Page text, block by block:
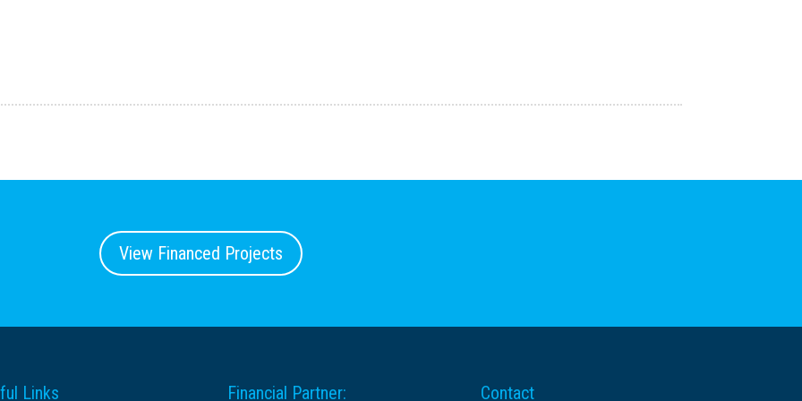
View Financed Projects
Links Financial Partner: Contact